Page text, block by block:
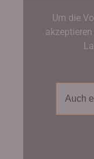
Um die
Auch